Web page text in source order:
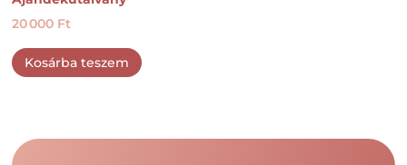
20 000 Ft
Kosárba teszem